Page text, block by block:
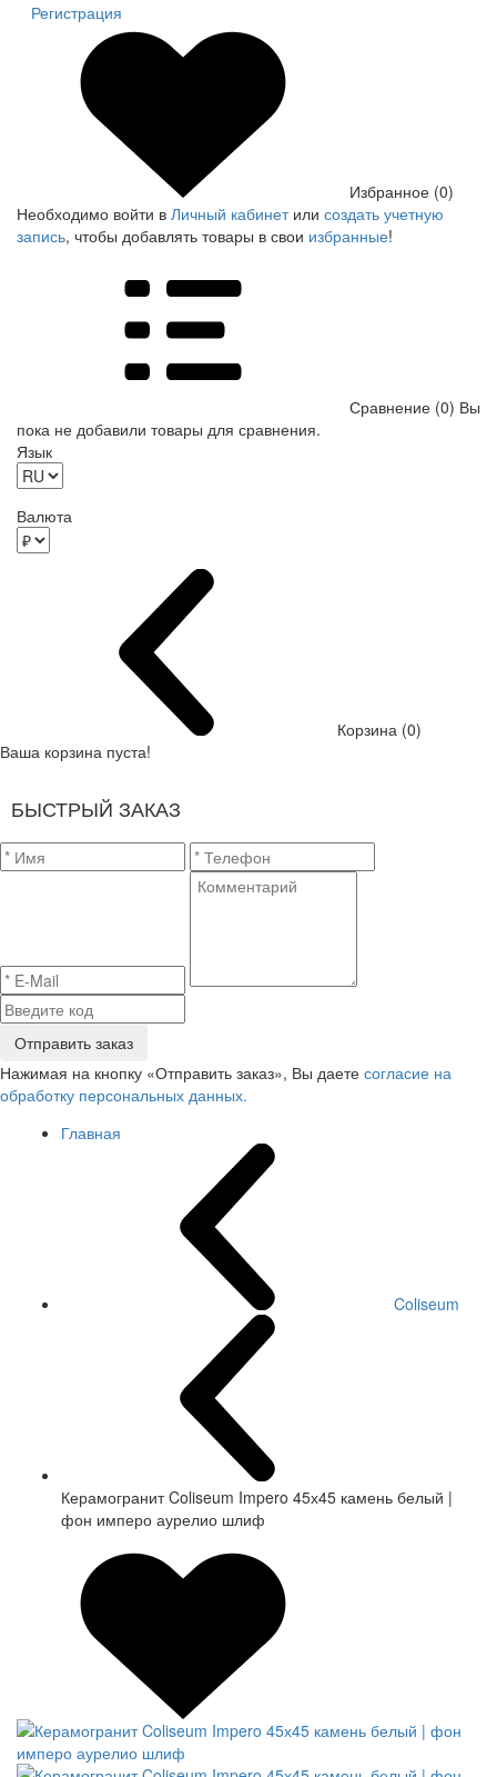
Регистрация
Избранное (0)
Необходимо войти в Личный кабинетили создать учетную
запись, чтобы добавлять товары в свои избранные!
Сравнение (0) Вы
пока не добавили товары для сравнения.
Язык
Валюта
Корзина (0)
Ваша корзина пуста!
БЫСТРЫЙ ЗАКАЗ
Отправить заказ
Нажимая на кнопку «Отправить заказ», Вы даете согласие на
обработку персональных данных.
Главная
Coliseum
Керамогранит Coliseum Impero 45х45 камень белый |
фон имперо аурелио шлиф